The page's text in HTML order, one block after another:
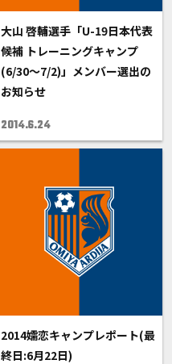
大山 啓輔選手「U-19日本代表
候補 トレーニングキャンプ
(6/30～7/2)」メンバー選出の
お知らせ
2014.6.24
2014嬬恋キャンプレポート(最
終日:6月22日)